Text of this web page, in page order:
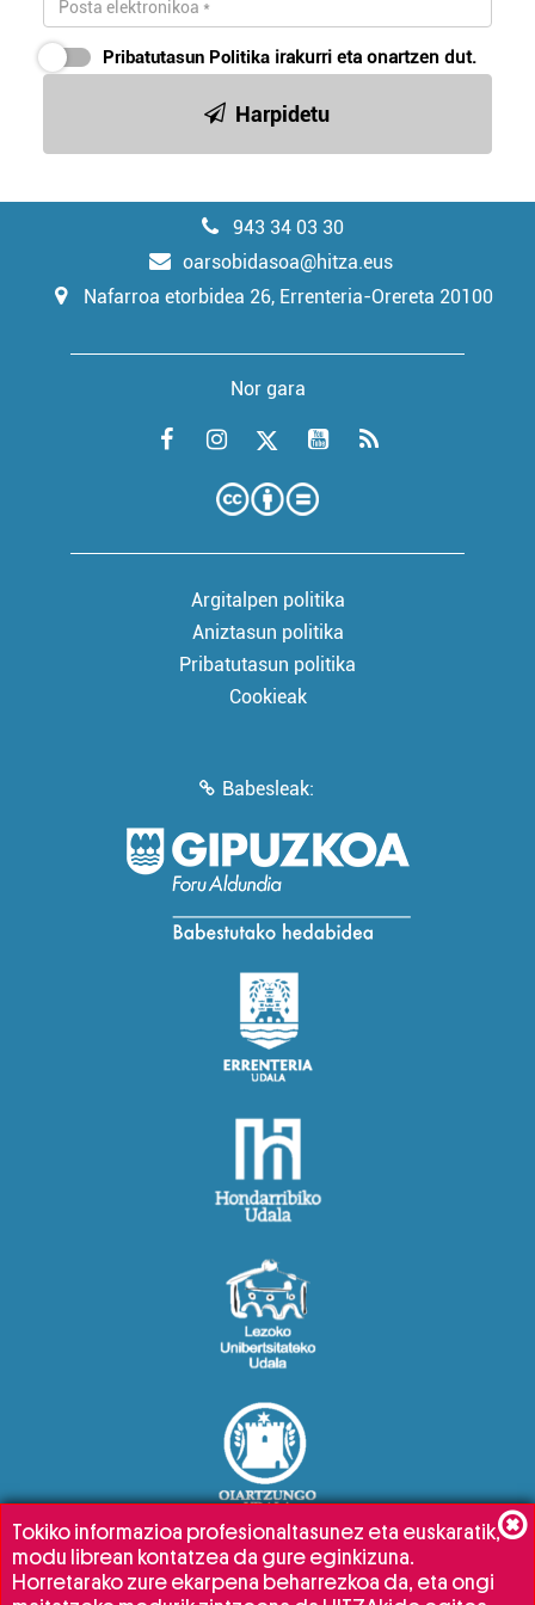
Pribatutasun Politika irakurri eta onartzen dut.
Harpidetu
943 34 03 30
oarsobidasoa@hitza.eus
Nafarroa etorbidea 26, Errenteria-Orereta 20100
Nor gara
Argitalpen politika
Aniztasun politika
Pribatutasun politika
Cookieak
Babesleak:
Tokiko informazioa profesionaltasunez eta euskaratik,
modu librean kontatzea da gure eginkizuna.
Horretarako zure ekarpena beharrezkoa da, eta ongi